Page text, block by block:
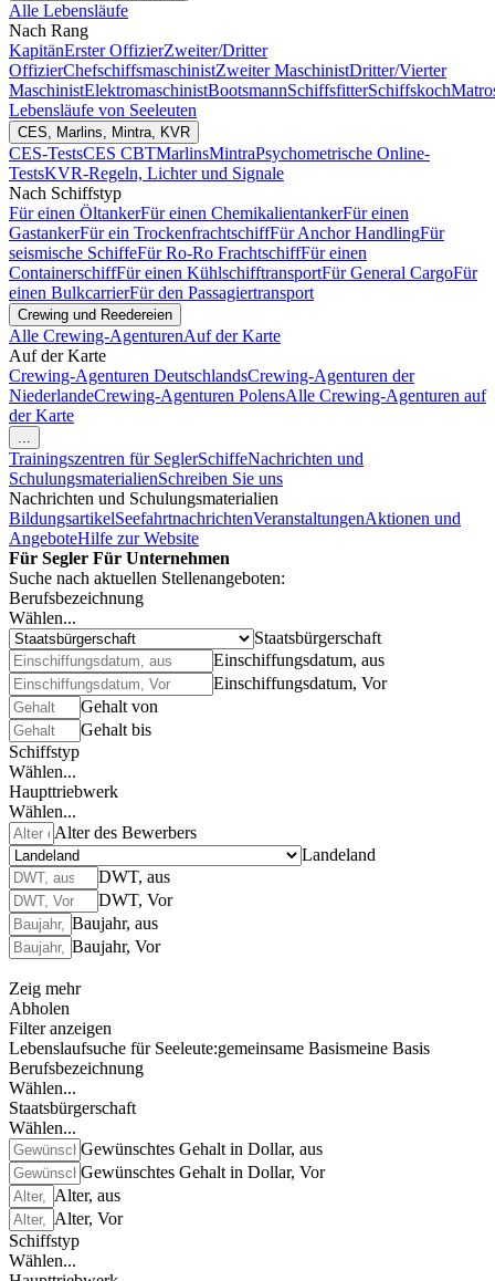
Alle Lebensläufe
Nach Rang
KapitänErster OffizierZweiter/Dritter
OffizierChefschiffsmaschinistZweiter MaschinistDritter/Vierter
MaschinistElektromaschinistBootsmannSchiffsfitterSchiffskoch
Lebensläufe von Seeleuten
CES, Marlins, Mintra, KVR
CES-TestsCES CBTMarlinsMintraPsychometrische Online-
TestsKVR-Regeln, Lichter und Signale
Nach Schiffstyp
Für einen ÖltankerFür einen ChemikalientankerFür einen
GastankerFür ein TrockenfrachtschiffFür Anchor HandlingFür
seismische SchiffeFür Ro-Ro FrachtschiffFür einen
ContainerschiffFür einen KühlschifftransportFür General CargoFür
einen BulkcarrierFür den Passagiertransport
Crewing und Reedereien
Alle Crewing-AgenturenAuf der Karte
Auf der Karte
Crewing-Agenturen DeutschlandsCrewing-Agenturen der
NiederlandeCrewing-Agenturen PolensAlle Crewing-Agenturen auf
der Karte
...
Trainingszentren für SeglerSchiffeNachrichten und
SchulungsmaterialienSchreiben Sie uns
Nachrichten und Schulungsmaterialien
BildungsartikelSeefahrtnachrichtenVeranstaltungenAktionen und
AngeboteHilfe zur Website
Für Segler Für Unternehmen
Suche nach aktuellen Stellenangeboten:
Berufsbezeichnung
Wählen...
Staatsbürgerschaft
Einschiffungsdatum, aus
Einschiffungsdatum, Vor
Gehalt von
Gehalt bis
Schiffstyp
Wählen...
Haupttriebwerk
Wählen...
Alter des Bewerbers
Landeland
DWT, aus
DWT, Vor
Baujahr, aus
Baujahr, Vor
Zeig mehr
Abholen
Filter anzeigen
Lebenslaufsuche für Seeleute:gemeinsame Basismeine Basis
Berufsbezeichnung
Wählen...
Staatsbürgerschaft
Wählen...
Gewünschtes Gehalt in Dollar, aus
Gewünschtes Gehalt in Dollar, Vor
Alter, aus
Alter, Vor
Schiffstyp
Wählen...